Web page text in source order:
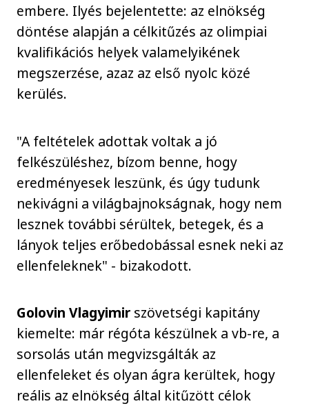
embere. Ilyés bejelentette: az elnökség
döntése alapján a célkitűzés az olimpiai
kvalifikációs helyek valamelyikének
megszerzése, azaz az első nyolc közé
kerülés.
"A feltételek adottak voltak a jó
felkészüléshez, bízom benne, hogy
eredményesek leszünk, és úgy tudunk
nekivágni a világbajnokságnak, hogy nem
lesznek további sérültek, betegek, és a
lányok teljes erőbedobással esnek neki az
ellenfeleknek" - bizakodott.
Golovin Vlagyimir szövetségi kapitány
kiemelte: már régóta készülnek a vb-re, a
sorsolás után megvizsgálták az
ellenfeleket és olyan ágra kerültek, hogy
reális az elnökség által kitűzött célok